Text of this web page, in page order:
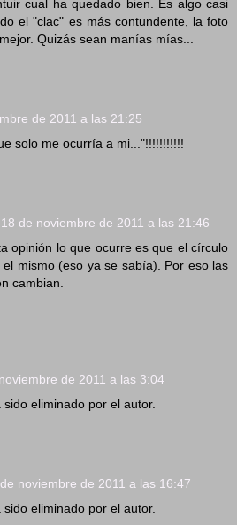
cual ha quedado bien. Es algo casi
el "clac" es más contundente, la foto
Quizás sean manías mías...
de 2011 a las 21:25
solo me ocurría a mi..."!!!!!!!!!!!
18 de noviembre de 2011 a las 21:46
opinión lo que ocurre es que el círculo
mismo (eso ya se sabía). Por eso las
cambian.
de 2011 a las 3:04
eliminado por el autor.
noviembre de 2011 a las 16:47
eliminado por el autor.